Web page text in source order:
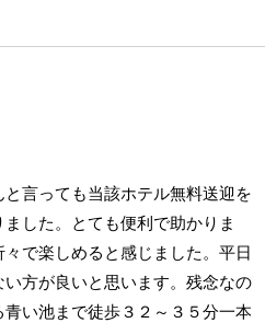
言っても当該ホテル無料送迎を
した。とても便利で助かりま
で楽しめると感じました。平日
方が良いと思います。残念なの
い池まで徒歩３２～３５分一本